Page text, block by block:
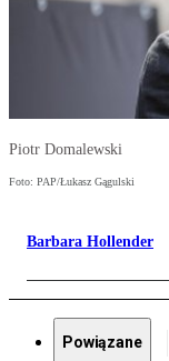
Piotr Domalewski
Foto: PAP/Łukasz Gągulski
Barbara Hollender
Powiązane